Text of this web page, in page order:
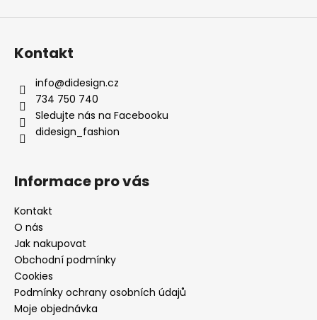
Kontakt
info@didesign.cz
734 750 740
Sledujte nás na Facebooku
didesign_fashion
Informace pro vás
Kontakt
O nás
Jak nakupovat
Obchodní podmínky
Cookies
Podmínky ochrany osobních údajů
Moje objednávka